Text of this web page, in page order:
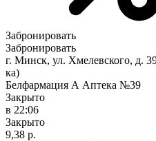
Забронировать
Забронировать
г. Минск, ул. Хмелевского, д.
ка)
Белфармация А Аптека №39
Закрыто
в 22:06
Закрыто
9,38 р.